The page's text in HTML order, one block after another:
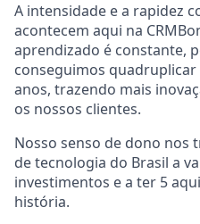
A intensidade e a rapidez
acontecem aqui na
aprendizado é constante,
conseguimos
anos, trazendo mais
os nossos clientes.
Nosso senso de dono nos
de tecnologia do Brasil a
investimentos e a ter 5
história.